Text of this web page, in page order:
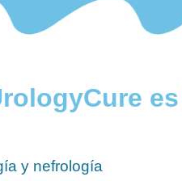
y nefrología